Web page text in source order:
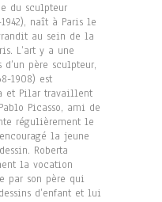
du sculpteur
naît à Paris le
au sein de la
L’art y a une
père sculpteur,
1908) est
et Pilar travaillent
Picasso, ami de
régulièrement le
la jeune
Roberta
la vocation
par son père qui
d’enfant et lui